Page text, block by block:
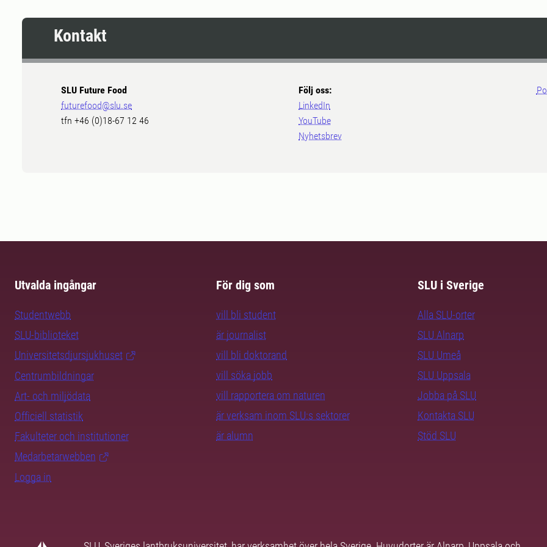
Kontakt
SLU Future Food
futurefood@slu.se
tfn +46 (0)18-67 12 46
Följ oss:
LinkedIn
YouTube
Nyhetsbrev
Utvalda ingångar
Studentwebb
SLU-biblioteket
Universitetsdjursjukhuset
Centrumbildningar
Art- och miljödata
Officiell statistik
Fakulteter och institutioner
Medarbetarwebben
Logga in
För dig som
vill bli student
är journalist
vill bli doktorand
vill söka jobb
vill rapportera om naturen
är verksam inom SLU:s sektorer
är alumn
SLU i Sverige
Alla SLU-orter
SLU Alnarp
SLU Umeå
SLU Uppsala
Jobba på SLU
Kontakta SLU
Stöd SLU